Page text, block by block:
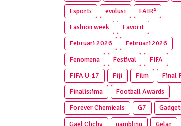
Esports
evolusi
FAIR²
Fashion week
Favorit
Februari 2026
Februari 2026
Fenomena
Festival
FIFA
FIFA U-17
Fiji Film
Final
Finalissima
Football Awards
Forever Chemicals
G7
Gael Clichy
gambling
Gelar